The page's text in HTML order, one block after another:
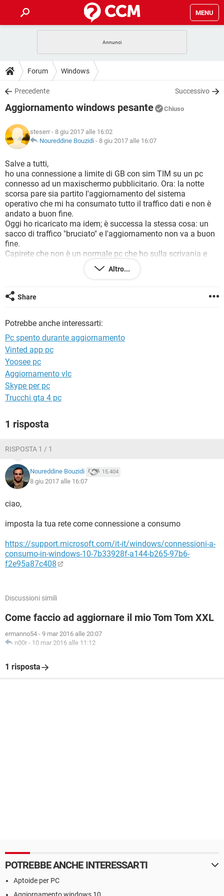
MENU
INTRATTENIMENTO
iOS
INSTAGRAM WHATSAPP
TIKTOK
HARDWARE
GUIDE
COVID-19
INSTAGRAM
TIKTOK
HARDWARE
DOWNLOAD
COVID-19 GAMING
INTRATTENIMENTO
iOS WINDOWS 10
INSTAGRAM
TIKTOK FACEBOOK
HARDWARE
FORUM
COVID-19
INTRATTENIMENTO
iOS
INSTAGRAM WHATSAPP
TIKTOK FACEBOOK
HARDWARE
GLOSSARIO
COVID-19
INTRATTENIMENTO ANDROID
iOS WINDOWS 10
INSTAGRAM
TIKTOK FACEBOOK
HARDWARE
Forum Windows
Precedente Successivo
Aggiornamento windows pesante Chiuso
steserr - 8 giu 2017 alle 16:02
Noureddine Bouzidi - 8 giu 2017 alle 16:07
Salve a tutti,
ho una connessione a limite di GB con sim TIM su un pc
connesso ad un maxischermo pubblicitario. Ora: la notte
scorsa pare sia partito l'aggiornamento del sistema
operativo che mi ha consumato tutto il traffico dati e non è
andato a buon fine.
Oggi ho ricaricato ma idem; è successa la stessa cosa: un
sacco di traffico "bruciato" e l'aggiornamento non va a buon
fine.
Capirete che non è un normale pc che ho sulla scrivania e
che posso monitorare e dare i consensi o meno pre
Grazie, vi saluto
Altro...
Share
Potrebbe anche interessarti:
Pc spento durante aggiornamento
Vinted app pc
Yoosee pc
Aggiornamento vlc
Skype per pc
Trucchi gta 4 pc
1 risposta
RISPOSTA 1 / 1
Noureddine Bouzidi 15.404
8 giu 2017 alle 16:07
ciao,
imposta la tua rete come connessione a consumo
https://support.microsoft.com/it-it/windows/connessioni-a-
consumo-in-windows-10-7b33928f-a144-b265-97b6-
f2e95a87c408
Discussioni simili
Come faccio ad aggiornare il mio Tom Tom XXL
ermanno54 - 9 mar 2016 alle 20:07
n00r - 10 mar 2016 alle 11:12
1 risposta
POTREBBE ANCHE INTERESSARTI
Aptoide per PC